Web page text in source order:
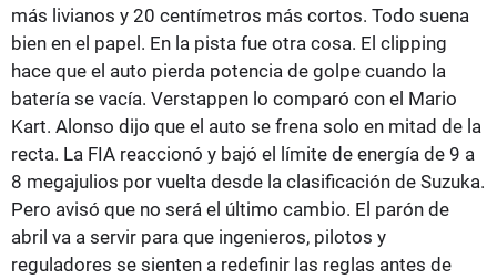
más livianos y 20 centímetros más cortos. Todo suena
bien en el papel. En la pista fue otra cosa. El clipping
hace que el auto pierda potencia de golpe cuando la
batería se vacía. Verstappen lo comparó con el Mario
Kart. Alonso dijo que el auto se frena solo en mitad de la
recta. La FIA reaccionó y bajó el límite de energía de 9 a
8 megajulios por vuelta desde la clasificación de Suzuka.
Pero avisó que no será el último cambio. El parón de
abril va a servir para que ingenieros, pilotos y
reguladores se sienten a redefinir las reglas antes de